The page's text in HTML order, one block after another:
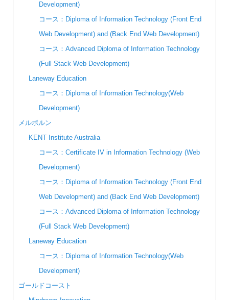
Development)
コース：Diploma of Information Technology (Front End
Web Development) and (Back End Web Development)
コース：Advanced Diploma of Information Technology
(Full Stack Web Development)
Laneway Education
コース：Diploma of Information Technology(Web
Development)
メルボルン
KENT Institute Australia
コース：Certificate IV in Information Technology (Web
Development)
コース：Diploma of Information Technology (Front End
Web Development) and (Back End Web Development)
コース：Advanced Diploma of Information Technology
(Full Stack Web Development)
Laneway Education
コース：Diploma of Information Technology(Web
Development)
ゴールドコースト